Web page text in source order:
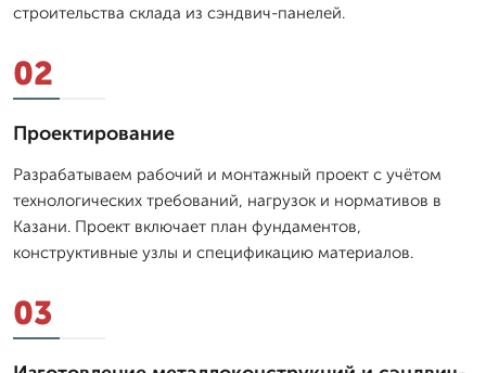
строительства склада из сэндвич-панелей.
02
Проектирование
Разрабатываем рабочий и монтажный проект с учётом
технологических требований, нагрузок и нормативов в
Казани. Проект включает план фундаментов,
конструктивные узлы и спецификацию материалов.
03